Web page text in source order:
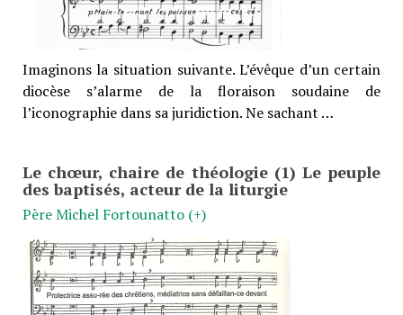
Imaginons la situation suivante. L’évêque d’un certain
diocèse s’alarme de la floraison soudaine de
l’iconographie dans sa juridiction. Ne sachant …
Le chœur, chaire de théologie (1) Le peuple
des baptisés, acteur de la liturgie
Père Michel Fortounatto (+)